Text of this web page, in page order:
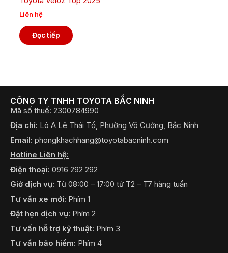
Liên hệ
Đọc tiếp
CÔNG TY TNHH TOYOTA BẮC NINH
Mã số thuế: 2300784990
Địa chỉ: Lô A Lê Thái Tổ, Phường Võ Cường, Bắc Ninh
Email: phongkhachhang@toyotabacninh.com
Hotline Liên hệ:
Điện thoại: 0916 292 292
Giờ dịch vụ: Từ 08:00 – 17:00 từ T2 – T7 hàng tuần
Tư vấn xe mới: Phím 1
Đặt hẹn dịch vụ: Phím 2
Tư vấn hỗ trợ kỹ thuật: Phím 3
Tư vấn bảo hiểm: Phím 4